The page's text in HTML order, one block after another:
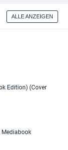
ALLE ANZEIGEN